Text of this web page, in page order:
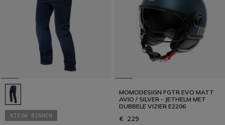
NIEUW BINNEN
MOMODESIGN FGTR EVO MATT
AVIO / SILVER - JETHELM MET
DUBBELE VIZIER E2206
€ 229